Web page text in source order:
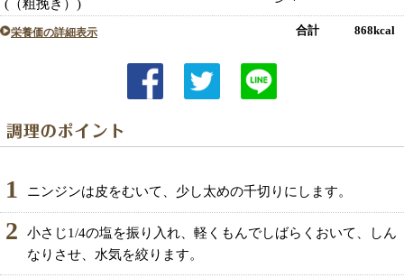
(（粗挽き）)
栄養価の詳細表示 合計 868kcal
1 ニンジンは皮をむいて、少し太めの千切りにします。
2
小さじ1/4の塩を振り入れ、軽くもんでしばらくおいて、しん
なりさせ、水気を絞ります。